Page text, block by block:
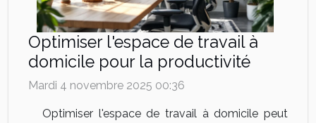
Optimiser l'espace de travail à
domicile pour la productivité
Mardi 4 novembre 2025 00:36
Optimiser l'espace de travail à domicile peut